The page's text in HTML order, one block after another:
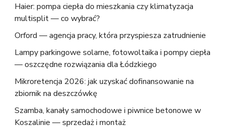
Haier: pompa ciepła do mieszkania czy klimatyzacja
multisplit — co wybrać?
Orford — agencja pracy, która przyspiesza zatrudnienie
Lampy parkingowe solarne, fotowoltaika i pompy ciepła
— oszczędne rozwiązania dla Łódzkiego
Mikroretencja 2026: jak uzyskać dofinansowanie na
zbiornik na deszczówkę
Szamba, kanały samochodowe i piwnice betonowe w
Koszalinie — sprzedaż i montaż